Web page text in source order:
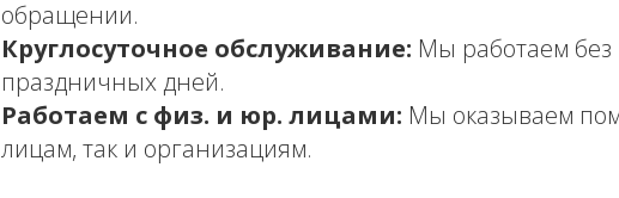
обращении.
Круглосуточное обслуживание: Мы работаем
праздничных дней.
Работаем с физ. и юр. лицами: Мы оказываем
лицам, так и организациям.